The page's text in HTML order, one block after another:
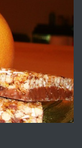
преди 3 дни
под наем в кв.